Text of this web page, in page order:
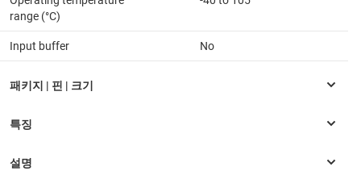
range (°C)
Input buffer No